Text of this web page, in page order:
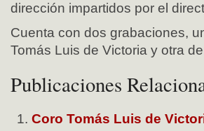
dirección impartidos por el
Cuenta con dos grabaciones,
Tomás Luis de Victoria y otra
Publicaciones
Coro Tomás Luis de